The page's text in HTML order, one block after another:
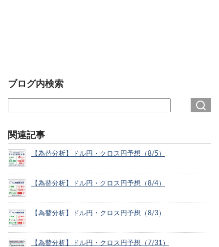
ブログ内検索
関連記事
【為替分析】ドル円・クロス円予想（8/5）
【為替分析】ドル円・クロス円予想（8/4）
【為替分析】ドル円・クロス円予想（8/3）
【為替分析】ドル円・クロス円予想（7/31）